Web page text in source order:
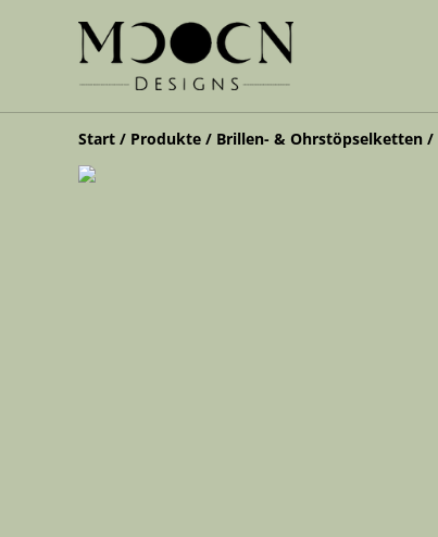
Start / Produkte / Brillen- & Ohrstöpselketten /